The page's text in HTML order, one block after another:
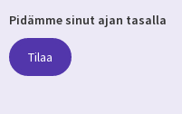
Pidämme sinut ajan tasalla
Tilaa